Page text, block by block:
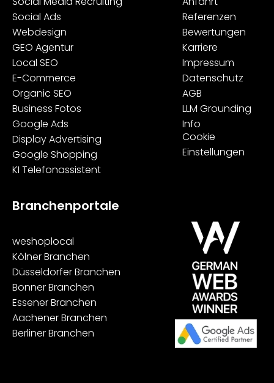
Social Ads
Webdesign
GEO Agentur
Local SEO
E-Commerce
Organic SEO
Business Fotos
Google Ads
Display Advertising
Google Shopping
KI Telefonassistent
Referenzen
Bewertungen
Karriere
Impressum
Datenschutz
AGB
LLM Grounding
Info
Cookie
Einstellungen
Branchenportale
weshoplocal
Kölner Branchen
Düsseldorfer Branchen
Bonner Branchen
Essener Branchen
Aachener Branchen
Berliner Branchen